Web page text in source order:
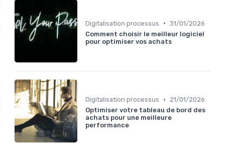
Digitalisation processus • 31/01/2026
Comment choisir le meilleur logiciel
pour optimiser vos achats
Digitalisation processus •
21/01/2026
Optimiser votre tableau de bord des
achats pour une meilleure
performance